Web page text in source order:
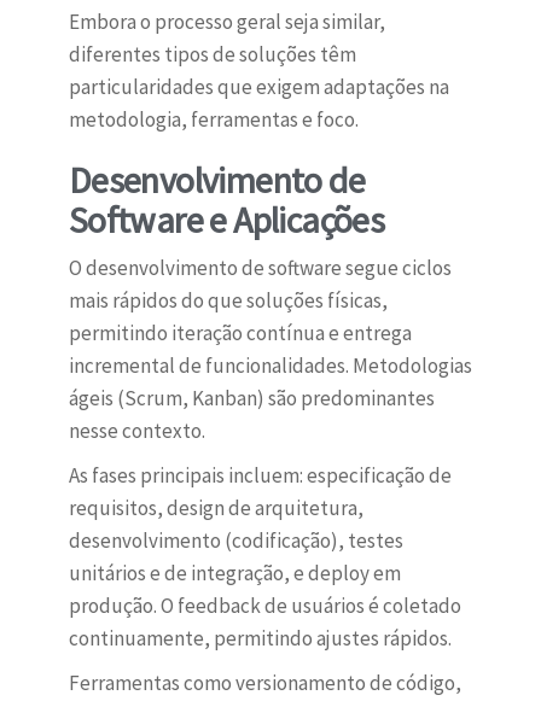
Embora o processo geral seja similar,
diferentes tipos de soluções têm
particularidades que exigem adaptações na
metodologia, ferramentas e foco.
Desenvolvimento de
Software e Aplicações
O desenvolvimento de software segue ciclos
mais rápidos do que soluções físicas,
permitindo iteração contínua e entrega
incremental de funcionalidades. Metodologias
ágeis (Scrum, Kanban) são predominantes
nesse contexto.
As fases principais incluem: especificação de
requisitos, design de arquitetura,
desenvolvimento (codificação), testes
unitários e de integração, e deploy em
produção. O feedback de usuários é coletado
continuamente, permitindo ajustes rápidos.
Ferramentas como versionamento de código,